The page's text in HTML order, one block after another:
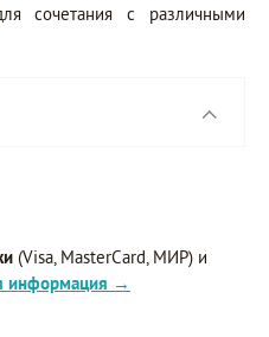
сочетания с различными
(Visa, MasterCard, МИР) и
информация →